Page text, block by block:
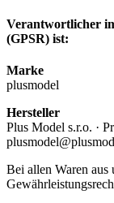
Verantwortlicher
(GPSR) ist:
Marke
plusmodel
Hersteller
Plus Model s.r.o. ·
Bei allen Waren aus